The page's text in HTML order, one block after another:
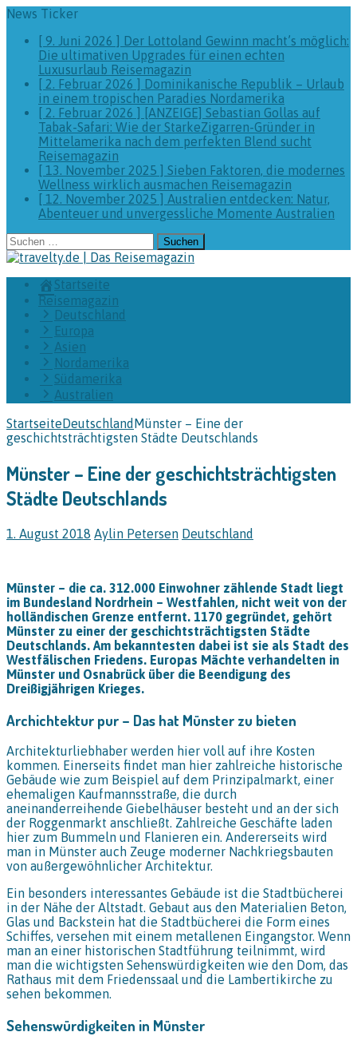
News Ticker
[ 9. Juni 2026 ] Der Lottoland Gewinn macht’s möglich:
Die ultimativen Upgrades für einen echten
Luxusurlaub Reisemagazin
[ 2. Februar 2026 ] Dominikanische Republik – Urlaub
in einem tropischen Paradies Nordamerika
[ 2. Februar 2026 ] [ANZEIGE] Sebastian Gollas auf
Tabak-Safari: Wie der StarkeZigarren-Gründer in
Mittelamerika nach dem perfekten Blend sucht
Reisemagazin
[ 13. November 2025 ] Sieben Faktoren, die modernes
Wellness wirklich ausmachen Reisemagazin
[ 12. November 2025 ] Australien entdecken: Natur,
Abenteuer und unvergessliche Momente Australien
Suchen
nach:
Startseite
Reisemagazin
Deutschland
Europa
Asien
Nordamerika
Südamerika
Australien
StartseiteDeutschland Münster – Eine der
geschichtsträchtigsten Städte Deutschlands
Münster – Eine der geschichtsträchtigsten
Städte Deutschlands
1. August 2018 Aylin Petersen Deutschland
Münster – die ca. 312.000 Einwohner zählende Stadt liegt
im Bundesland Nordrhein – Westfahlen, nicht weit von der
holländischen Grenze entfernt. 1170 gegründet, gehört
Münster zu einer der geschichtsträchtigsten Städte
Deutschlands. Am bekanntesten dabei ist sie als Stadt des
Westfälischen Friedens. Europas Mächte verhandelten in
Münster und Osnabrück über die Beendigung des
Dreißigjährigen Krieges.
Archichtektur pur – Das hat Münster zu bieten
Architekturliebhaber werden hier voll auf ihre Kosten
kommen. Einerseits findet man hier zahlreiche historische
Gebäude wie zum Beispiel auf dem Prinzipalmarkt, einer
ehemaligen Kaufmannsstraße, die durch
aneinanderreihende Giebelhäuser besteht und an der sich
der Roggenmarkt anschließt. Zahlreiche Geschäfte laden
hier zum Bummeln und Flanieren ein. Andererseits wird
man in Münster auch Zeuge moderner Nachkriegsbauten
von außergewöhnlicher Architektur.
Ein besonders interessantes Gebäude ist die Stadtbücherei
in der Nähe der Altstadt. Gebaut aus den Materialien Beton,
Glas und Backstein hat die Stadtbücherei die Form eines
Schiffes, versehen mit einem metallenen Eingangstor. Wenn
man an einer historischen Stadtführung teilnimmt, wird
man die wichtigsten Sehenswürdigkeiten wie den Dom, das
Rathaus mit dem Friedenssaal und die Lambertikirche zu
sehen bekommen.
Sehenswürdigkeiten in Münster